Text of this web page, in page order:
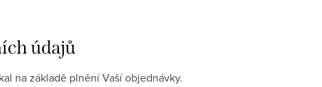
údajů
na základě plnění Vaší objednávky.